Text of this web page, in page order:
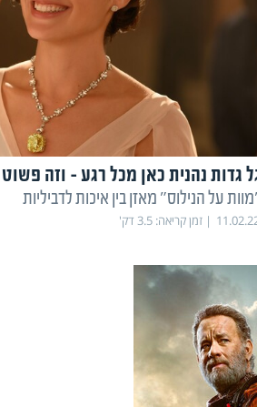
גדות נהנית כאן מכל רגע - וזה
על הנילוס" מאזן בין איכות לדביליות
זמן קריאה:3.5 דק'